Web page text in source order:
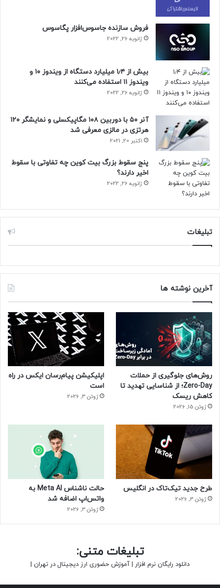
فروش سازنده جاسوس‌افزار پگاسوس
ژانویه 26, 2022
بیش از ۱٫۴ میلیارد دستگاه از ویندوز ۱۰ و
ویندوز ۱۱ استفاده می‌کنند
ژانویه 26, 2022
آنر ۵۰ با دوربین ۱۰۸ مگاپیکسلی و نمایشگر ۱۲۰
هرتزی در مالزی معرفی شد
اکتبر 20, 2021
پنج سقوط بزرگ بیت کوین چه تفاوتی با سقوط
اخیر دارند؟
ژانویه 26, 2022
تبلیغات
آخرین نوشته ها
روش‌های جلوگیری از حملات
Zero-Day؛ از شناسایی تهدید تا
کاهش ریسک
ژوئن 15, 2026
اپلیکیشن پیام‌رسان ایکس در راه
است
ژوئن 3, 2026
طرح جدید تیک‌تاک در انگلیس
ژوئن 3, 2026
حالت ناشناس Meta AI به
واتس‌اپ اضافه شد
ژوئن 3, 2026
تبلیغات متنی:
دانلود رایگان نرم افزار | آموزش حضوری ارز دیجیتال در تهران |